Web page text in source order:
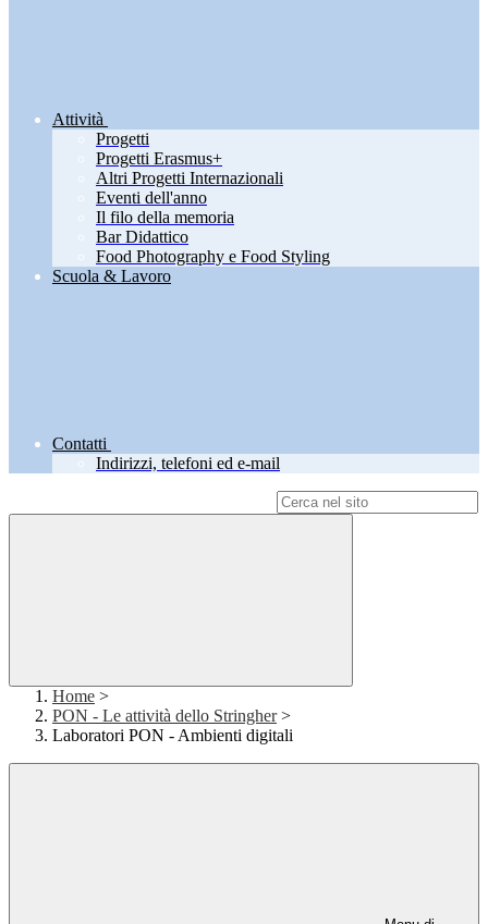
Attività
Progetti
Progetti Erasmus+
Altri Progetti Internazionali
Eventi dell'anno
Il filo della memoria
Bar Didattico
Food Photography e Food Styling
Scuola & Lavoro
Contatti
Indirizzi, telefoni ed e-mail
Home >
PON - Le attività dello Stringher >
Laboratori PON - Ambienti digitali